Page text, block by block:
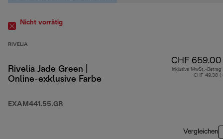
Nicht vorrätig
RIVELIA
Rivelia Jade Green |
Online-exklusive Farbe
EXAM441.55.GR
CHF 659.00
Inklusive MwSt.-Betrag
CHF 49.38 (
Vergleichen